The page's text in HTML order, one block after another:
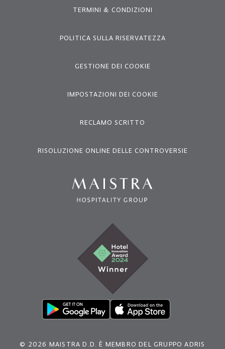
TERMINI & CONDIZIONI
POLITICA SULLA RISERVATEZZA
GESTIONE DEI COOKIE
IMPOSTAZIONI DEI COOKIE
RECLAMO SCRITTO
RISOLUZIONE ONLINE DELLE CONTROVERSIE
© 2026 MAISTRA D.D. È MEMBRO DEL GRUPPO ADRIS